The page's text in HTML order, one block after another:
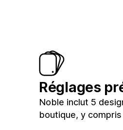
Réglages
Noble inclut 5
boutique, y compris